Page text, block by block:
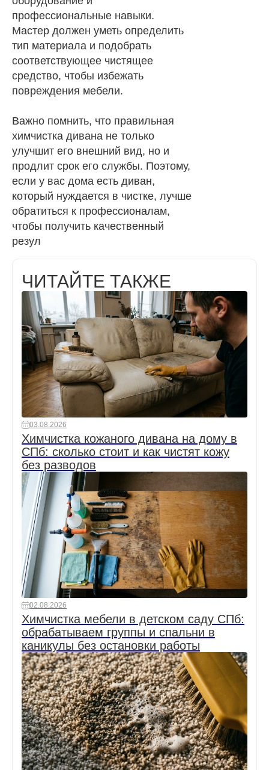
профессиональные навыки.
Мастер должен уметь определить
тип материала и подобрать
соответствующее чистящее
средство, чтобы избежать
повреждения мебели.
Важно помнить, что правильная
химчистка дивана не только
улучшит его внешний вид, но и
продлит срок его службы. Поэтому,
если у вас дома есть диван,
который нуждается в чистке, лучше
обратиться к профессионалам,
чтобы получить качественный
резул
ЧИТАЙТЕ ТАКЖЕ
03.08.2026
Химчистка кожаного дивана на дому в
СПб: сколько стоит и как чистят кожу
без разводов
02.08.2026
Химчистка мебели в детском саду СПб:
обрабатываем группы и спальни в
каникулы без остановки работы